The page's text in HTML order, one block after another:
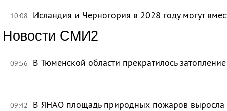
10:08 Исландия и Черногория в 2028 году могут
Новости СМИ2
09:56 В Тюменской области прекратилось
09:42
В ЯНАО площадь природных пожаров выросла